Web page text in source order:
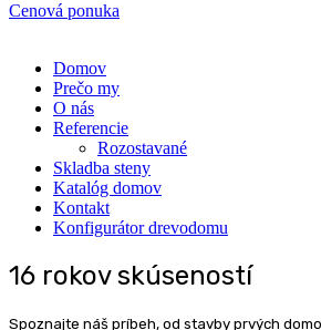
Cenová ponuka
Domov
Pre­čo my
O nás
Refe­ren­cie
Rozosta­va­né
Sklad­ba steny
Kata­lóg domov
Kon­takt
Kon­fi­gu­rá­tor drevodomu
16 rokov skúseností
Spo­znaj­te náš prí­beh, od stav­by prvých